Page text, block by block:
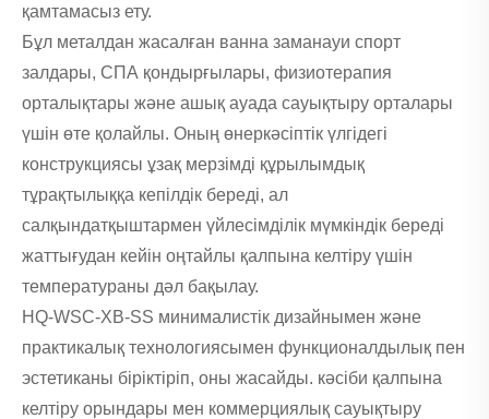
қамтамасыз ету.
Бұл металдан жасалған ванна заманауи спорт
залдары, СПА қондырғылары, физиотерапия
орталықтары және ашық ауада сауықтыру орталары
үшін өте қолайлы. Оның өнеркәсіптік үлгідегі
конструкциясы ұзақ мерзімді құрылымдық
тұрақтылыққа кепілдік береді, ал
салқындатқыштармен үйлесімділік мүмкіндік береді
жаттығудан кейін оңтайлы қалпына келтіру үшін
температураны дәл бақылау.
HQ-WSC-XB-SS минималистік дизайнымен және
практикалық технологиясымен функционалдылық пен
эстетиканы біріктіріп, оны жасайды. кәсіби қалпына
келтіру орындары мен коммерциялық сауықтыру